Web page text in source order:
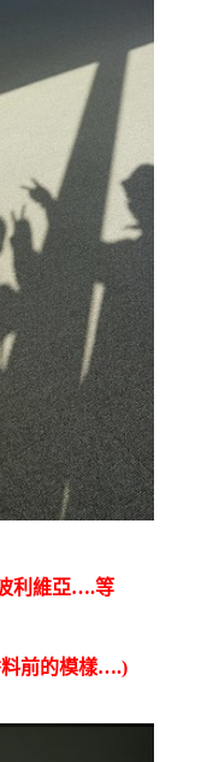
利維亞….等
料前的模樣….)